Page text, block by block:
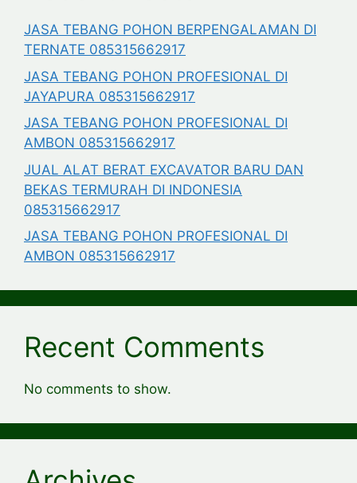
JASA TEBANG POHON BERPENGALAMAN DI
TERNATE 085315662917
JASA TEBANG POHON PROFESIONAL DI
JAYAPURA 085315662917
JASA TEBANG POHON PROFESIONAL DI
AMBON 085315662917
JUAL ALAT BERAT EXCAVATOR BARU DAN
BEKAS TERMURAH DI INDONESIA
085315662917
JASA TEBANG POHON PROFESIONAL DI
AMBON 085315662917
Recent Comments
No comments to show.